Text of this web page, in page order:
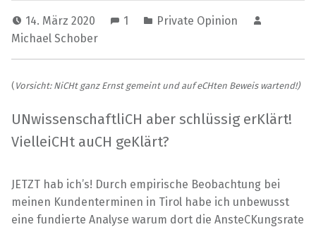
14. März 2020 1
Private Opinion
Michael Schober
( Vorsicht: NiCHt ganz Ernst gemeint und auf eCHten Beweis wartend!)
UNwissenschaftliCH aber schlüssig erKlärt!
VielleiCHt auCH geKlärt?
JETZT hab ich’s! Durch empirische Beobachtung bei
meinen Kundenterminen in Tirol habe ich unbewusst
eine fundierte Analyse warum dort die AnsteCKungsrate